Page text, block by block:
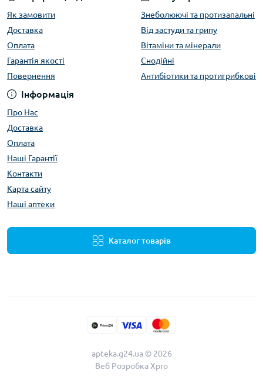
Як замовити
Доставка
Оплата
Гарантія якості
Повернення
Знеболюючі та протизапальні
Від застуди та грипу
Вітаміни та мінерали
Снодійні
Антибіотики та протигрибкові
Інформація
Про Нас
Доставка
Оплата
Наші Гарантії
Контакти
Карта сайту
Наші аптеки
Каталог товарів
apteka.g24.ua © 2026
Веб Розробка Xpro